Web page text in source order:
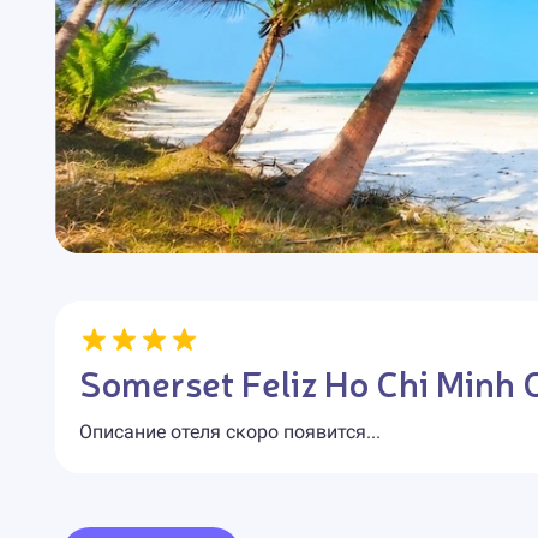
Somerset Feliz Ho Chi Minh
Описание отеля скоро появится...